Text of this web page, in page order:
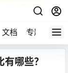
文档 专题 导航
哪些？